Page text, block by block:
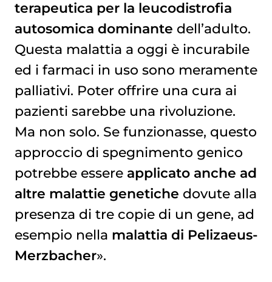
terapeutica per la leucodistrofia
autosomica dominante dell’adulto.
Questa malattia a oggi è incurabile
ed i farmaci in uso sono meramente
palliativi. Poter offrire una cura ai
pazienti sarebbe una rivoluzione.
Ma non solo. Se funzionasse, questo
approccio di spegnimento genico
potrebbe essere applicato anche ad
altre malattie genetiche dovute alla
presenza di tre copie di un gene, ad
esempio nella malattia di Pelizaeus-
Merzbacher».